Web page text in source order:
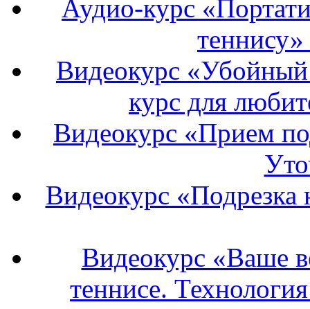
Аудио-курс
Видеокурс
курс для
Видеокурс «Прием
Видеокурс «Подрезка
Видеокурс «Ваше
теннисе.